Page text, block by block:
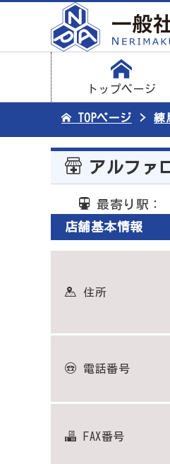
トップページ
TOPページ 練
アルファ
最寄り駅：
店舗基本情報
住所
電話番号
FAX番号